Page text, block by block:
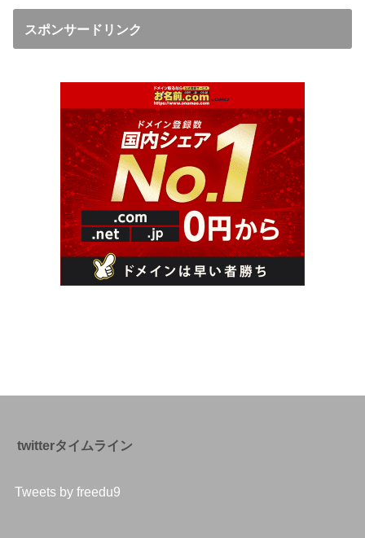
スポンサードリンク
twitterタイムライン
Tweets by freedu9